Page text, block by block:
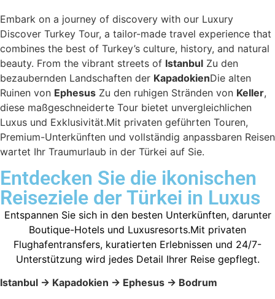
Embark on a journey of discovery with our Luxury
Discover Turkey Tour, a tailor-made travel experience that
combines the best of Turkey’s culture, history, and natural
beauty. From the vibrant streets of Istanbul Zu den
bezaubernden Landschaften der KapadokienDie alten
Ruinen von Ephesus Zu den ruhigen Stränden von Keller,
diese maßgeschneiderte Tour bietet unvergleichlichen
Luxus und Exklusivität.Mit privaten geführten Touren,
Premium-Unterkünften und vollständig anpassbaren Reisen
wartet Ihr Traumurlaub in der Türkei auf Sie.
Entdecken Sie die ikonischen
Reiseziele der Türkei in Luxus
Entspannen Sie sich in den besten Unterkünften, darunter
Boutique-Hotels und Luxusresorts.Mit privaten
Flughafentransfers, kuratierten Erlebnissen und 24/7-
Unterstützung wird jedes Detail Ihrer Reise gepflegt.
Istanbul → Kapadokien → Ephesus → Bodrum